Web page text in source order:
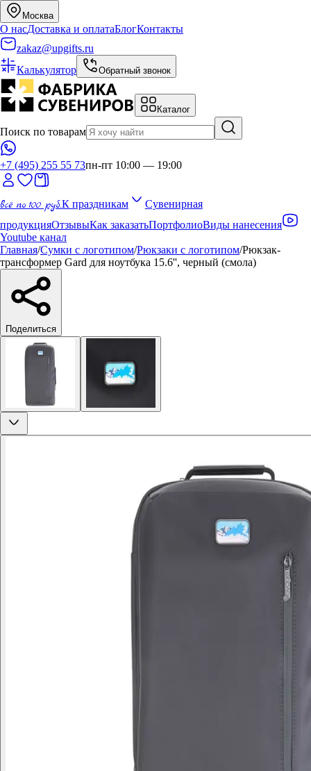
Москва
О насДоставка и оплатаБлогКонтакты
zakaz@upgifts.ru
Калькулятор
Обратный звонок
Каталог
Поиск по товарам
+7 (495) 255 55 73пн-пт 10:00 — 19:00
всё по 100 руб.К праздникам
Сувенирная
продукцияОтзывыКак заказатьПортфолиоВиды нанесения
Youtube канал
Главная/Сумки с логотипом/Рюкзаки с логотипом/Рюкзак-
трансформер Gard для ноутбука 15.6'', черный (смола)
Поделиться